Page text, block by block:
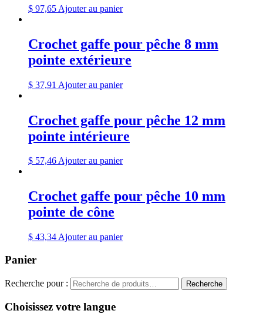
$ 97,65 Ajouter au panier
Crochet gaffe pour pêche 8 mm
pointe extérieure
$ 37,91 Ajouter au panier
Crochet gaffe pour pêche 12 mm
pointe intérieure
$ 57,46Ajouter au panier
Crochet gaffe pour pêche 10 mm
pointe de cône
$ 43,34 Ajouter au panier
Panier
Recherche pour : Recherche
Choisissez votre langue